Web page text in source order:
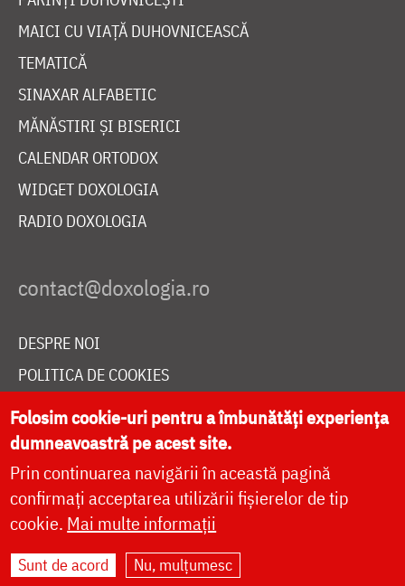
MAICI CU VIAȚĂ DUHOVNICEASCĂ
TEMATICĂ
SINAXAR ALFABETIC
MĂNĂSTIRI ȘI BISERICI
CALENDAR ORTODOX
WIDGET DOXOLOGIA
RADIO DOXOLOGIA
DESPRE NOI
POLITICA DE COOKIES
DONEAZĂ ONLINE PENTRU CATEDRALA NAȚIONALĂ
LIVE
Site dezvoltat deDOXOLOGIA MEDIA
Folosim cookie-uri pentru a îmbunătăți experiența
dumneavoastră pe acest site.
Prin continuarea navigării în această pagină
confirmați acceptarea utilizării fișierelor de tip
cookie. Mai multe informații
Sunt de acord Nu, mulțumesc